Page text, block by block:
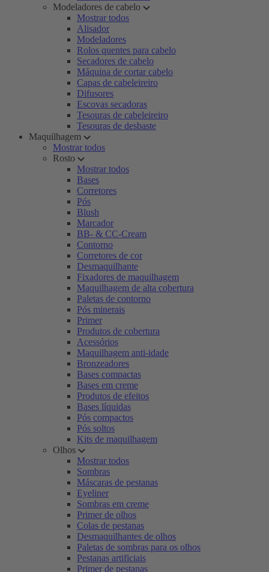
Modeladores de cabelo
Mostrar todos
Alisador
Modeladores
Rolos quentes para cabelo
Secadores de cabelo
Máquina de cortar cabelo
Capas de cabeleireiro
Difusores
Escovas secadoras
Tesouras de cabeleireiro
Tesouras de desbaste
Maquilhagem
Mostrar todos
Rosto
Mostrar todos
Bases
Corretores
Pós
Blush
Marcador
BB- & CC-Cream
Contorno
Corretores de cor
Desmaquilhante
Fixadores de maquilhagem
Maquilhagem de alta cobertura
Paletas de contorno
Pós minerais
Primer
Produtos de cobertura
Acessórios
Maquilhagem anti-idade
Bronzeadores
Bases compactas
Bases em creme
Produtos de efeitos
Bases líquidas
Pós compactos
Pós soltos
Kits de maquilhagem
Olhos
Mostrar todos
Sombras
Máscaras de pestanas
Eyeliner
Sombras em creme
Primer de olhos
Colas de pestanas
Desmaquilhantes de olhos
Paletas de sombras para os olhos
Pestanas artificiais
Primer de pestanas